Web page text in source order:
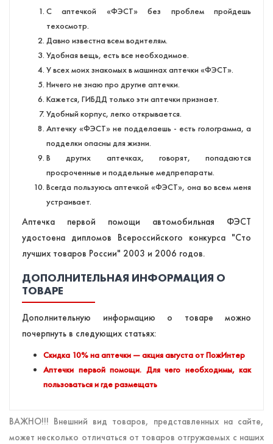
С аптечкой «ФЭСТ» без проблем пройдешь
техосмотр.
Давно известна всем водителям.
Удобная вещь, есть все необходимое.
У всех моих знакомых в машинах аптечки «ФЭСТ».
Ничего не знаю про другие аптечки.
Кажется, ГИБДД только эти аптечки признает.
Удобный корпус, легко открывается.
Аптечку «ФЭСТ» не подделаешь - есть голограмма, а
подделки опасны для жизни.
В других аптечках, говорят, попадаются
просроченные и поддельные медпрепараты.
Всегда пользуюсь аптечкой «ФЭСТ», она во всем меня
устраивает.
Аптечка первой помощи автомобильная ФЭСТ
удостоена дипломов Всероссийского конкурса "Сто
лучших товаров России" 2003 и 2006 годов.
ДОПОЛНИТЕЛЬНАЯ ИНФОРМАЦИЯ О
ТОВАРЕ
Дополнительную информацию о товаре можно
почерпнуть в следующих статьях:
Скидка 10% на аптечки — акция августа от ПожИнтер
Аптечки первой помощи. Для чего необходимы, как
пользоваться и где размещать
ВАЖНО!!! Внешний вид товаров, представленных на сайте,
может несколько отличаться от товаров отгружаемых с наших